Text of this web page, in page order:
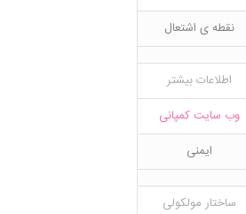
نقطه ی اشتعال
اطلاعات بیشتر
وب سایت کمپانی
ایمنی
ساختار مولکولی